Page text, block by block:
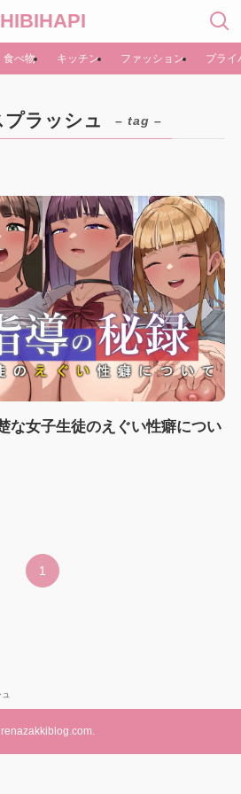
HIBIHAPI
食べ物 キッチン ファッション プライ
ラッシュ – tag –
な女子生徒のえぐい性癖につい
1
renazakkiblog.com.